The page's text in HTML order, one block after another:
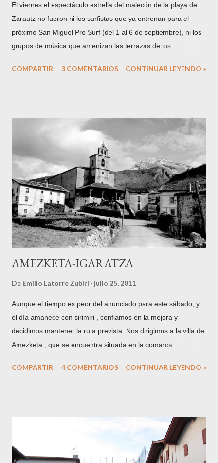
El viernes el espectáculo estrella del malecón de la playa de
Zarautz no fueron ni los surfistas que ya entrenan para el
próximo San Miguel Pro Surf (del 1 al 6 de septiembre), ni los
grupos de música que amenizan las terrazas de los
agosto. En esta ocasión, la gran atracción la constituyó el
con el cetáceo que vino a morir junto a la arena. Según
cuentan las crónicas (no soy ningún especialista ni mucho
menos en biología marina), se trataba de un ejemplar joven de
cachalote. El nombre genérico ballena engloba a los cetáceos
de gran tamaño y se subdivide en Odontocetos (ballenas con
dientes) y Misticetos (ballenas con barbas) Dentro del primer
grupo se encuentra el cachalote ( Physeter catodon ). En
cuanto al ejemplar que nos ocupa, medía unos...
COMPARTIR 3 COMENTARIOS CONTINUAR LEYENDO »
AMEZKETA-IGARATZA
De Emilio Latorre Zubiri julio 25, 2011
Aunque el tiempo es peor del anunciado para este sábado, y
el día amanece con sirimiri , confiamos en la mejora y
decidimos mantener la ruta prevista. Nos dirigimos a la villa de
Amezketa , que se encuentra situada en la comarca
los puntos más habituales para adentrarse en la Sierra de
ascensión a Ganbo , por lo que dejo el enlace de la entrada
que dediqué a esta emblemática cumbre de la sierra. Una vez
más utilizo para ilustrar este punto el excelente archivo de
COMPARTIR 4 COMENTARIOS CONTINUAR LEYENDO »